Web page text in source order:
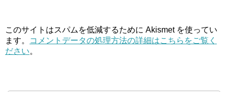
このサイトはスパムを低減するために Akismet を使ってい
ます。
コメントデータの処理方法の詳細はこちらをご覧く
ださい。